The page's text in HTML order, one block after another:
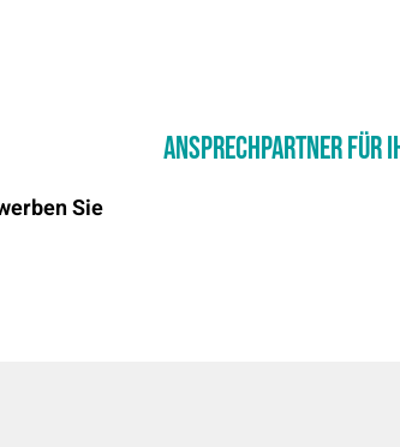
Sie
Ansprechpartner für